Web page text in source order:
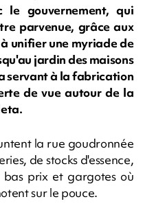
le gouvernement, qui
parvenue, grâce aux
unifier une myriade de
jardin des maisons
servant à la fabrication
de vue autour de la
la rue goudronnée
de stocks d'essence,
prix et gargotes où
sur le pouce.